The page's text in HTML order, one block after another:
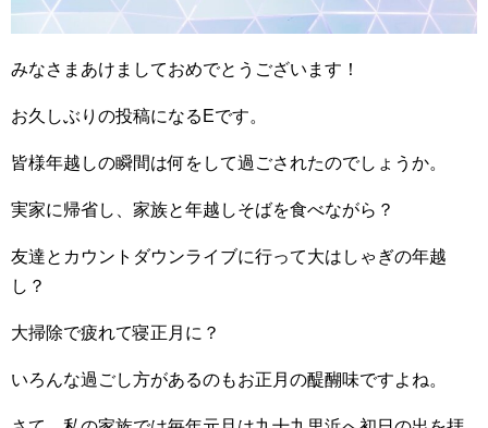
みなさまあけましておめでとうございます！
お久しぶりの投稿になるEです。
皆様年越しの瞬間は何をして過ごされたのでしょうか。
実家に帰省し、家族と年越しそばを食べながら？
友達とカウントダウンライブに行って大はしゃぎの年越
し？
大掃除で疲れて寝正月に？
いろんな過ごし方があるのもお正月の醍醐味ですよね。